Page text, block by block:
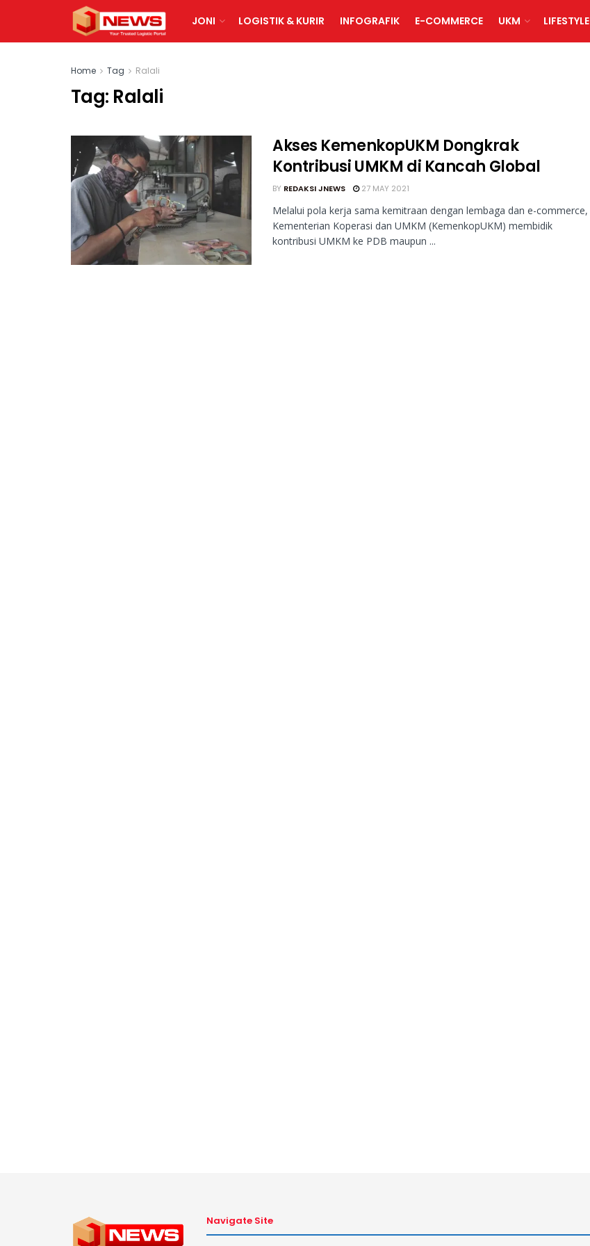
JONI LOGISTIK & KURIR INFOGRAFIK E-COMMERCE UKM LIFESTYLE
Home Tag Ralali
Tag: Ralali
Akses KemenkopUKM Dongkrak
Kontribusi UMKM di Kancah Global
BY REDAKSI JNEWS 27 MAY 2021
Melalui pola kerja sama kemitraan dengan lembaga dan e-commerce,
Kementerian Koperasi dan UMKM (KemenkopUKM) membidik
kontribusi UMKM ke PDB maupun ...
Navigate Site